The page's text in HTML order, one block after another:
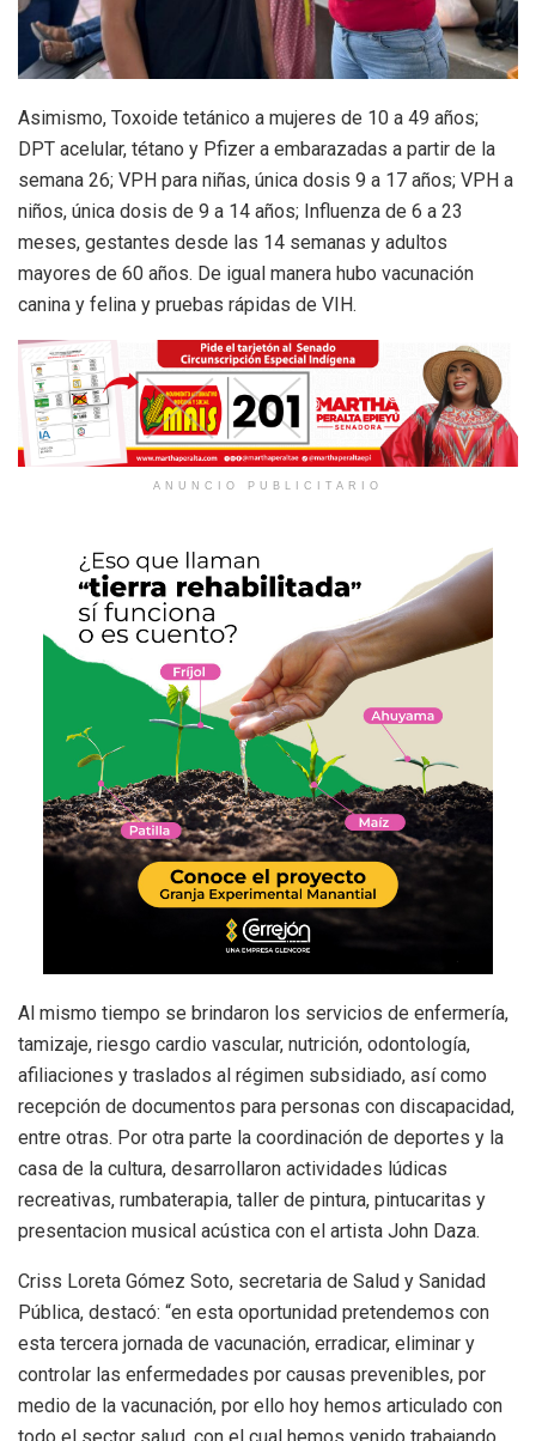
Asimismo, Toxoide tetánico a mujeres de 10 a 49 años;
DPT acelular, tétano y Pfizer a embarazadas a partir de la
semana 26; VPH para niñas, única dosis 9 a 17 años; VPH a
niños, única dosis de 9 a 14 años; Influenza de 6 a 23
meses, gestantes desde las 14 semanas y adultos
mayores de 60 años. De igual manera hubo vacunación
canina y felina y pruebas rápidas de VIH.
ANUNCIO PUBLICITARIO
Al mismo tiempo se brindaron los servicios de enfermería,
tamizaje, riesgo cardio vascular, nutrición, odontología,
afiliaciones y traslados al régimen subsidiado, así como
recepción de documentos para personas con discapacidad,
entre otras. Por otra parte la coordinación de deportes y la
casa de la cultura, desarrollaron actividades lúdicas
recreativas, rumbaterapia, taller de pintura, pintucaritas y
presentacion musical acústica con el artista John Daza.
Criss Loreta Gómez Soto, secretaria de Salud y Sanidad
Pública, destacó: “en esta oportunidad pretendemos con
esta tercera jornada de vacunación, erradicar, eliminar y
controlar las enfermedades por causas prevenibles, por
medio de la vacunación, por ello hoy hemos articulado con